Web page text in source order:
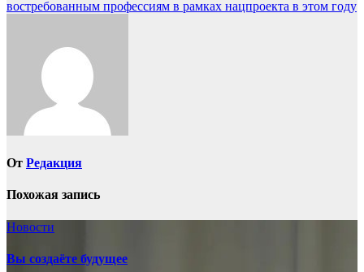
востребованным профессиям в рамках нацпроекта в этом году
От Редакция
Похожая запись
Новости
Вы создаёте будущее